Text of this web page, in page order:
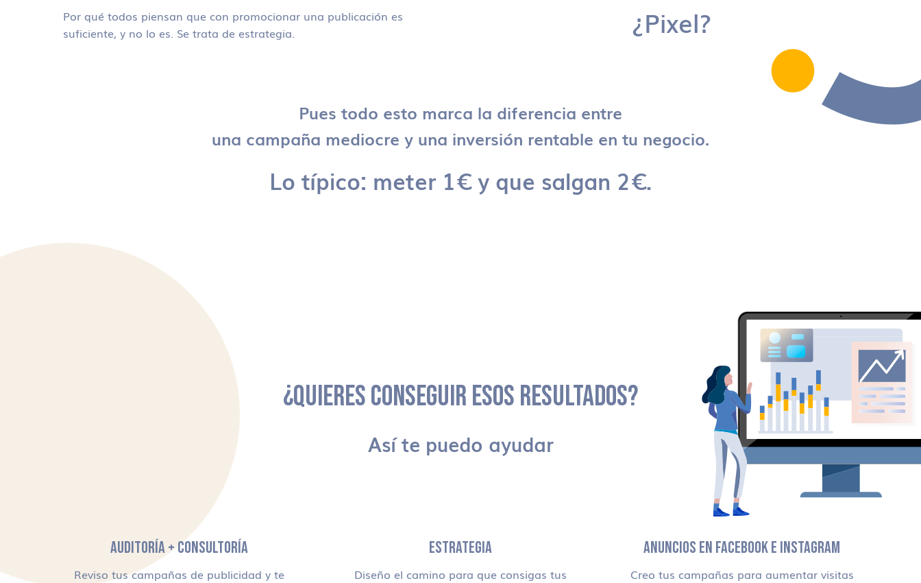
Por qué todos piensan que con promocionar una publicación es
suficiente, y no lo es. Se trata de estrategia.
¿Pixel?
Pues todo esto marca la diferencia entre
una campaña mediocre y una inversión rentable en tu negocio.
Lo típico: meter 1€ y que salgan 2€.
¿QUIERES CONSEGUIR ESOS RESULTADOS?
Así te puedo ayudar
AUDITORÍA + CONSULTORÍA
Reviso tus campañas de publicidad y te
ESTRATEGIA
Diseño el camino para que consigas tus
ANUNCIOS EN FACEBOOK E INSTAGRAM
Creo tus campañas para aumentar visitas